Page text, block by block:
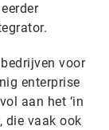
voor
enterprise
aan het ‘in
die vaak ook